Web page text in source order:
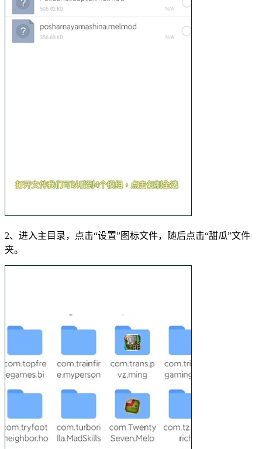
2、进入主目录，点击“设置”图标文件，随后点击“甜瓜”文件
夹。